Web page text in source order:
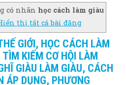
có nhãn học cách làm giàu
thị tất cả bài đăng
GIỚI, HỌC CÁCH LÀM
KIẾM CƠ HỘI LÀM
GIÀU LÀM GIÀU, CÁCH
ÁP DỤNG, PHƯƠNG